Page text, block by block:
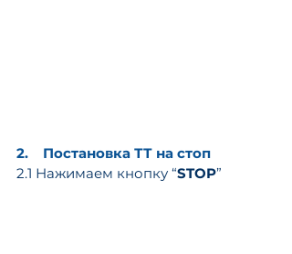
2.    Постановка ТТ на стоп
2.1 Нажимаем кнопку “STOP”